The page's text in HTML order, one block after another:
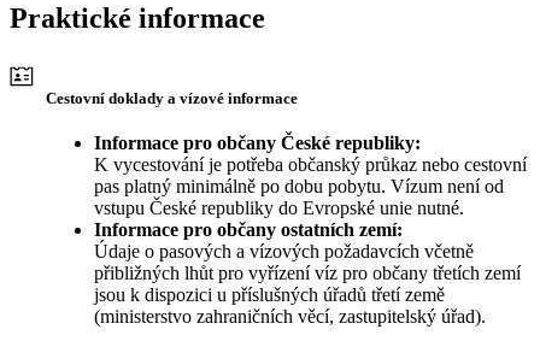
Praktické informace
Cestovní doklady a vízové informace
Informace pro občany České republiky:
K vycestování je potřeba občanský průkaz nebo cestovní
pas platný minimálně po dobu pobytu. Vízum není od
vstupu České republiky do Evropské unie nutné.
Informace pro občany ostatních zemí:
Údaje o pasových a vízových požadavcích včetně
přibližných lhůt pro vyřízení víz pro občany třetích zemí
jsou k dispozici u příslušných úřadů třetí země
(ministerstvo zahraničních věcí, zastupitelský úřad).